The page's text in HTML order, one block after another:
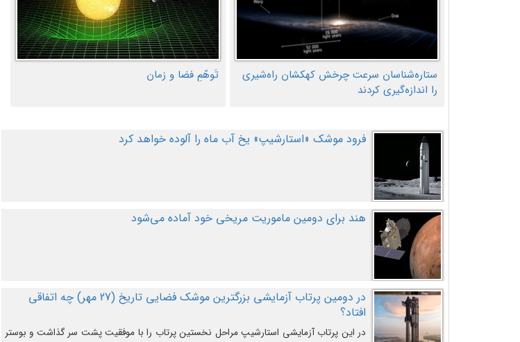
ستاره‌شناسان سرعت چرخش کهکشان راه‌شیری
را اندازه‌گیری کردند
تَوهّمِ فضا و زمان
فرود موشک «استارشیپ» یخ آب ماه را آلوده خواهد کرد
هند برای دومین ماموریت مریخی خود آماده می‌شود
در دومین پرتاب آزمایشی بزرگترین موشک فضایی تاریخ (27 مهر‌) چه اتفاقی
افتاد؟
در این پرتاب آزمایشی استارشیپ مراحل نخستین پرتاب را با موفقیت پشت سر گذاشت و بوستر